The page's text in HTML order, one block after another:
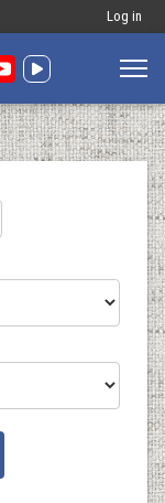
Меню
запису
Log in